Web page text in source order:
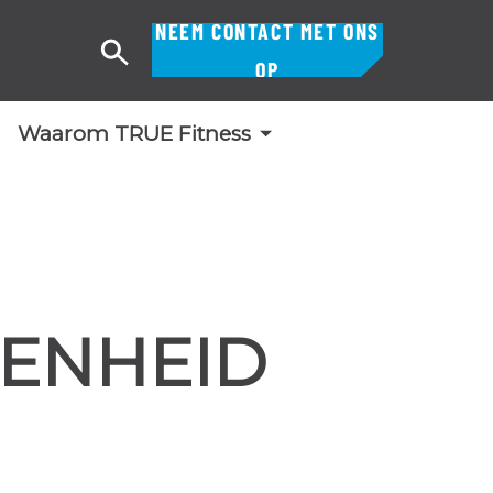
Waarom TRUE Fitness
NEEM CONTACT MET ONS
OP
Zoek